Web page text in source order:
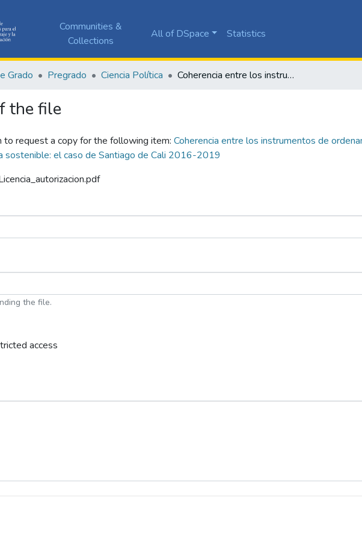
Communities &
Collections
All of DSpace Statistics
Grado Pregrado Ciencia Política Coherencia entre los instrumentos de ordenamiento territorial y movilidad urbana desde el enfoque de movilidad urbana sostenible: el caso de Santiago de Cali 2016-2019
the file
request a copy for the following item: Coherencia entre los instrumentos de
sostenible: el caso de Santiago de Cali 2016-2019
the file.
access